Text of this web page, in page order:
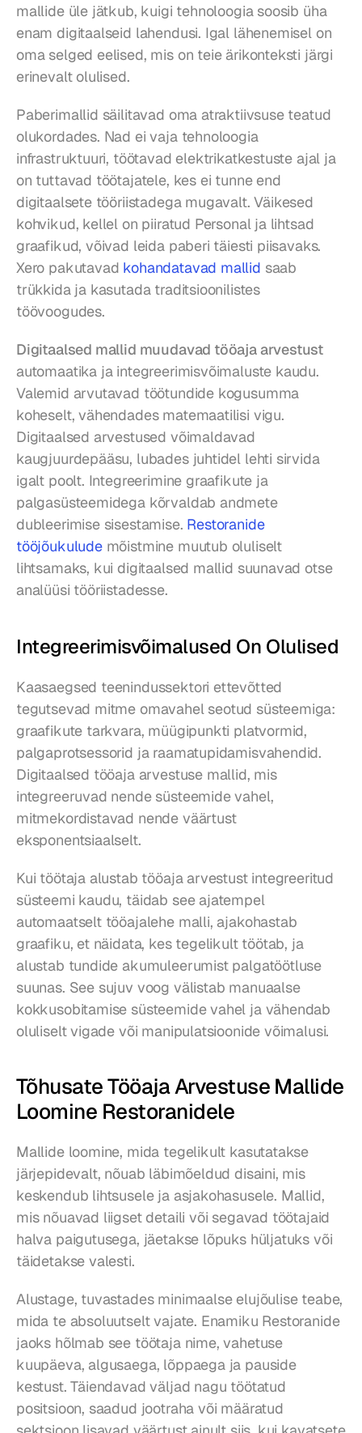
mallide üle jätkub, kuigi tehnoloogia soosib üha
enam digitaalseid lahendusi. Igal lähenemisel on
oma selged eelised, mis on teie ärikonteksti järgi
erinevalt olulised.
Paberimallid säilitavad oma atraktiivsuse teatud
olukordades. Nad ei vaja tehnoloogia
infrastruktuuri, töötavad elektrikatkestuste ajal ja
on tuttavad töötajatele, kes ei tunne end
digitaalsete tööriistadega mugavalt. Väikesed
kohvikud, kellel on piiratud Personal ja lihtsad
graafikud, võivad leida paberi täiesti piisavaks.
Xero pakutavad kohandatavad mallid saab
trükkida ja kasutada traditsioonilistes
töövoogudes.
Digitaalsed mallid muudavad tööaja arvestust
automaatika ja integreerimisvõimaluste kaudu.
Valemid arvutavad töötundide kogusumma
koheselt, vähendades matemaatilisi vigu.
Digitaalsed arvestused võimaldavad
kaugjuurdepääsu, lubades juhtidel lehti sirvida
igalt poolt. Integreerimine graafikute ja
palgasüsteemidega kõrvaldab andmete
dubleerimise sisestamise. Restoranide
tööjõukulude mõistmine muutub oluliselt
lihtsamaks, kui digitaalsed mallid suunavad otse
analüüsi tööriistadesse.
Integreerimisvõimalused On Olulised
Kaasaegsed teenindussektori ettevõtted
tegutsevad mitme omavahel seotud süsteemiga:
graafikute tarkvara, müügipunkti platvormid,
palgaprotsessorid ja raamatupidamisvahendid.
Digitaalsed tööaja arvestuse mallid, mis
integreeruvad nende süsteemide vahel,
mitmekordistavad nende väärtust
eksponentsiaalselt.
Kui töötaja alustab tööaja arvestust integreeritud
süsteemi kaudu, täidab see ajatempel
automaatselt tööajalehe malli, ajakohastab
graafiku, et näidata, kes tegelikult töötab, ja
alustab tundide akumuleerumist palgatöötluse
suunas. See sujuv voog välistab manuaalse
kokkusobitamise süsteemide vahel ja vähendab
oluliselt vigade või manipulatsioonide võimalusi.
Tõhusate Tööaja Arvestuse Mallide
Loomine Restoranidele
Mallide loomine, mida tegelikult kasutatakse
järjepidevalt, nõuab läbimõeldud disaini, mis
keskendub lihtsusele ja asjakohasusele. Mallid,
mis nõuavad liigset detaili või segavad töötajaid
halva paigutusega, jäetakse lõpuks hüljatuks või
täidetakse valesti.
Alustage, tuvastades minimaalse elujõulise teabe,
mida te absoluutselt vajate. Enamiku Restoranide
jaoks hõlmab see töötaja nime, vahetuse
kuupäeva, algusaega, lõppaega ja pauside
kestust. Täiendavad väljad nagu töötatud
positsioon, saadud jootraha või määratud